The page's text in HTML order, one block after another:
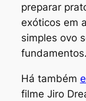
preparar
exóticos em
simples ovo
fundamentos.
Há também
filme Jiro